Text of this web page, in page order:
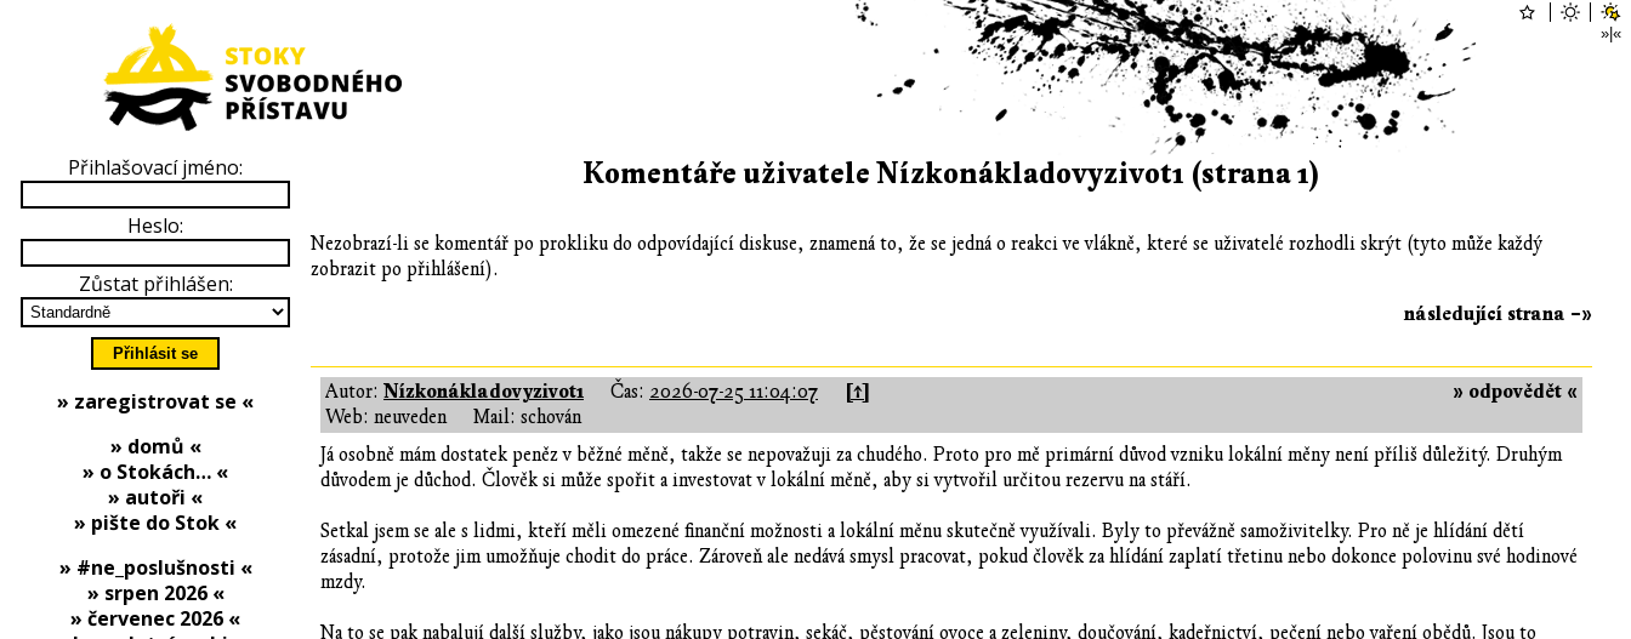
Komentáře uživatele Nízkonákladovyzivot1 (strana 1)
Nezobrazí-li se komentář po prokliku do odpovídající diskuse, znamená to, že se jedná o reakci ve vlákně, které se uživatelé rozhodli skrýt (tyto může každý
zobrazit po přihlášení).
následující strana –»
» odpovědět «
Autor: Nízkonákladovyzivot1 Čas: 2026-07-25 11:04:07 [↑]
Web: neuveden
Mail: schován
Já osobně mám dostatek peněz v běžné měně, takže se nepovažuji za chudého. Proto pro mě primární důvod vzniku lokální měny není příliš důležitý. Druhým
důvodem je důchod. Člověk si může spořit a investovat v lokální měně, aby si vytvořil určitou rezervu na stáří.
Setkal jsem se ale s lidmi, kteří měli omezené finanční možnosti a lokální měnu skutečně využívali. Byly to převážně samoživitelky. Pro ně je hlídání dětí
zásadní, protože jim umožňuje chodit do práce. Zároveň ale nedává smysl pracovat, pokud člověk za hlídání zaplatí třetinu nebo dokonce polovinu své hodinové
mzdy.
Na to se pak nabalují další služby, jako jsou nákupy potravin, sekáč, pěstování ovoce a zeleniny, doučování, kadeřnictví, pečení nebo vaření obědů. Jsou to
Přihlašovací jméno:
Heslo:
Zůstat přihlášen:
» zaregistrovat se «
» domů «
» o Stokách… «
» autoři «
» pište do Stok «
» #ne_poslušnosti «
» srpen 2026 «
» červenec 2026 «